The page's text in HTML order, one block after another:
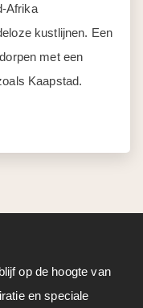
Afrika
kustlijnen. Een
met een
Kaapstad.
op de hoogte van
en speciale